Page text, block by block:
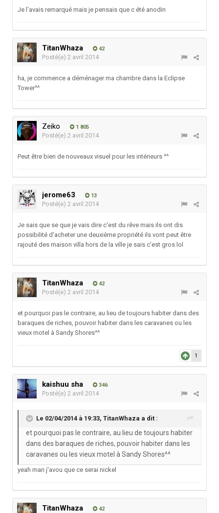
Je l'avais remarqué mais je pensais que c été anodin
TitanWhaza 42
Posté(e) 2 avril 2014
ha, je commence a déménager ma chambre dans la Eclipse
Tower^^
Zeiko 1 805
Posté(e) 2 avril 2014
Peut être bien de nouveaux visuel pour les intérieurs ^^
jerome63 13
Posté(e) 2 avril 2014
Je sais que se que je vais dire c'est du rêve mais ils ont dis
possibilité d'acheter une deuxième propriété ils vont peut être
rajouté des maison villa hors de la ville je sais c'est gros lol
TitanWhaza 42
Posté(e) 2 avril 2014
et pourquoi pas le contraire, au lieu de toujours habiter dans des
baraques de riches, pouvoir habiter dans les caravanes ou les
vieux motel à Sandy Shores^^
1
kaishuu sha 346
Posté(e) 2 avril 2014
Le 02/04/2014 à 19:33, TitanWhaza a dit :
et pourquoi pas le contraire, au lieu de toujours habiter
dans des baraques de riches, pouvoir habiter dans les
caravanes ou les vieux motel à Sandy Shores^^
yeah man j'avou que ce serai nickel
TitanWhaza 42